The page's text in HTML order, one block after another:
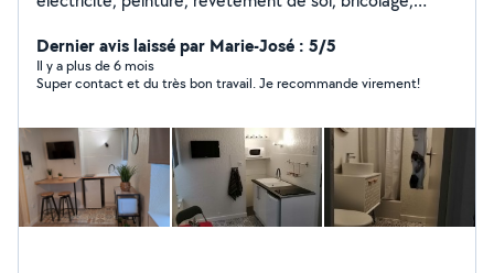
agencement d'appartement, décoration...) 4 ans
d'expérience à l'hôtel de la cité de Carcassonne. Étant
également conseiller de vente en magasin de bricolage,
Dernier avis laissé par Marie-José : 5/5
Il y a plus de 6 mois
Super contact et du très bon travail. Je recommande virement!